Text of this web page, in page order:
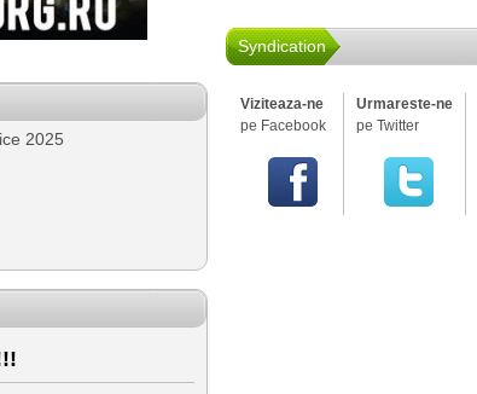
2025
Syndication
Viziteaza-ne
pe Facebook
Urmareste-ne
pe Twitter